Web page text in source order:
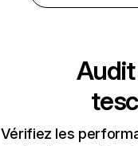
Audit
Vérifiez les